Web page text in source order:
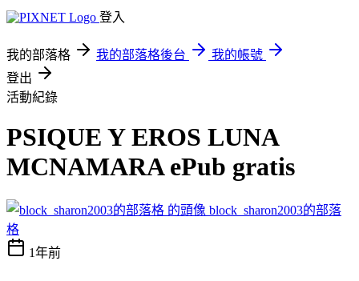
登入
我的部落格 我的部落格後台
我的帳號
登出
活動紀錄
PSIQUE Y EROS LUNA
MCNAMARA ePub gratis
block_sharon2003的部落
格
1年前